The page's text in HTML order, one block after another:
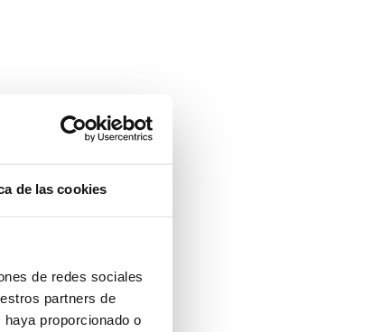
de las cookies
de redes sociales
partners de
proporcionado o